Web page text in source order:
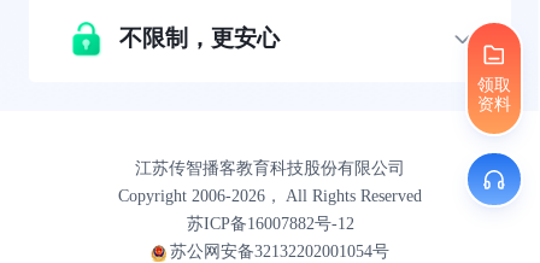
领取
资料
不限制，更安心
江苏传智播客教育科技股份有限公司
Copyright 2006-2026， All Rights Reserved
苏ICP备16007882号-12
苏公网安备32132202001054号